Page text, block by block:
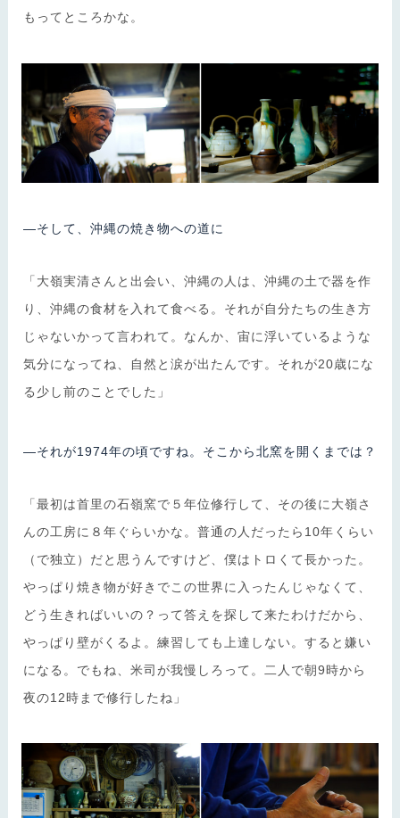
もってところかな。
―そして、沖縄の焼き物への道に
「大嶺実清さんと出会い、沖縄の人は、沖縄の土で器を作
り、沖縄の食材を入れて食べる。それが自分たちの生き方
じゃないかって言われて。なんか、宙に浮いているような
気分になってね、自然と涙が出たんです。それが20歳にな
る少し前のことでした」
―それが1974年の頃ですね。そこから北窯を開くまでは？
「最初は首里の石嶺窯で５年位修行して、その後に大嶺さ
んの工房に８年ぐらいかな。普通の人だったら10年くらい
（で独立）だと思うんですけど、僕はトロくて長かった。
やっぱり焼き物が好きでこの世界に入ったんじゃなくて、
どう生きればいいの？って答えを探して来たわけだから、
やっぱり壁がくるよ。練習しても上達しない。すると嫌い
になる。でもね、米司が我慢しろって。二人で朝9時から
夜の12時まで修行したね」